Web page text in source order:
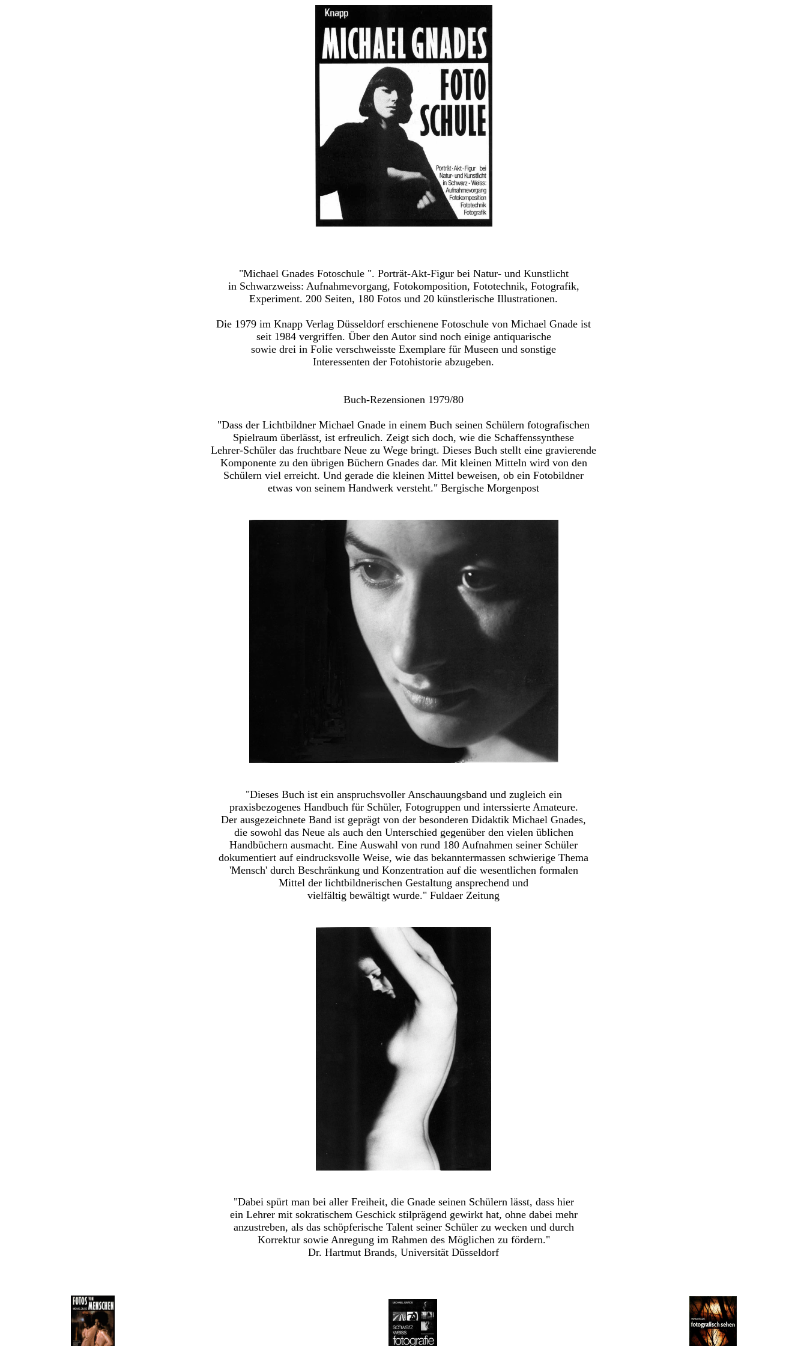
"Michael Gnades Fotoschule ". Porträt-Akt-Figur bei Natur- und Kunstlicht
in Schwarzweiss: Aufnahmevorgang, Fotokomposition, Fototechnik, Fotografik,
Experiment. 200 Seiten, 180 Fotos und 20 künstlerische Illustrationen.
Die 1979 im Knapp Verlag Düsseldorf erschienene Fotoschule von Michael Gnade ist
seit 1984 vergriffen. Über den Autor sind noch einige antiquarische
sowie drei in Folie verschweisste Exemplare für Museen und sonstige
Interessenten der Fotohistorie abzugeben.
Buch-Rezensionen 1979/80
"Dass der Lichtbildner Michael Gnade in einem Buch seinen Schülern fotografischen
Spielraum überlässt, ist erfreulich. Zeigt sich doch, wie die Schaffenssynthese
Lehrer-Schüler das fruchtbare Neue zu Wege bringt. Dieses Buch stellt eine gravierende
Komponente zu den übrigen Büchern Gnades dar. Mit kleinen Mitteln wird von den
Schülern viel erreicht. Und gerade die kleinen Mittel beweisen, ob ein Fotobildner
etwas von seinem Handwerk versteht." Bergische Morgenpost
"Dieses Buch ist ein anspruchsvoller Anschauungsband und zugleich ein
praxisbezogenes Handbuch für Schüler, Fotogruppen und interssierte Amateure.
Der ausgezeichnete Band ist geprägt von der besonderen Didaktik Michael Gnades,
die sowohl das Neue als auch den Unterschied gegenüber den vielen üblichen
Handbüchern ausmacht. Eine Auswahl von rund 180 Aufnahmen seiner Schüler
dokumentiert auf eindrucksvolle Weise, wie das bekanntermassen schwierige Thema
'Mensch'durch Beschränkung und Konzentration auf die wesentlichen formalen
Mittel der lichtbildnerischen Gestaltung ansprechend und
vielfältig bewältigt wurde." Fuldaer Zeitung
"Dabei spürt man bei aller Freiheit, die Gnade seinen Schülern lässt, dass hier
ein Lehrer mit sokratischem Geschick stilprägend gewirkt hat, ohne dabei mehr
anzustreben, als das schöpferische Talent seiner Schüler zu wecken und durch
Korrektur sowie Anregung im Rahmen des Möglichen zu fördern."
Dr. Hartmut Brands, Universität Düsseldorf